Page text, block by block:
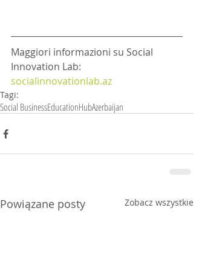
Maggiori informazioni su Social
Innovation Lab:
socialinnovationlab.az
Tagi:
Social BusinessEducationHubAzerbaijan
Powiązane posty Zobacz wszystkie